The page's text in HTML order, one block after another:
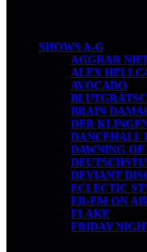
SHOWS A-G
AGGRAR
ALEX
AVOCADO
BRAIN
DER
DANCEHALL
DAWNING OF
DEVIANT
ECLECTIC
ER-EM ON
FLAKE
FRIDAY